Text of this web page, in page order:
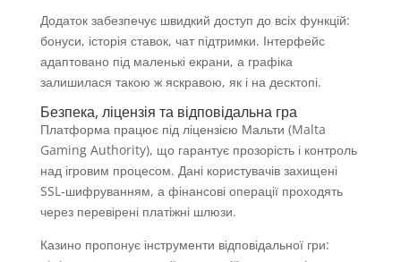
Додаток забезпечує швидкий доступ до всіх функцій:
бонуси, історія ставок, чат підтримки. Інтерфейс
адаптовано під маленькі екрани, а графіка
залишилася такою ж яскравою, як і на десктопі.
Безпека, ліцензія та відповідальна гра
Платформа працює під ліцензією Мальти (Malta
Gaming Authority), що гарантує прозорість і контроль
над ігровим процесом. Дані користувачів захищені
SSL‑шифруванням, а фінансові операції проходять
через перевірені платіжні шлюзи.
Казино пропонує інструменти відповідальної гри: